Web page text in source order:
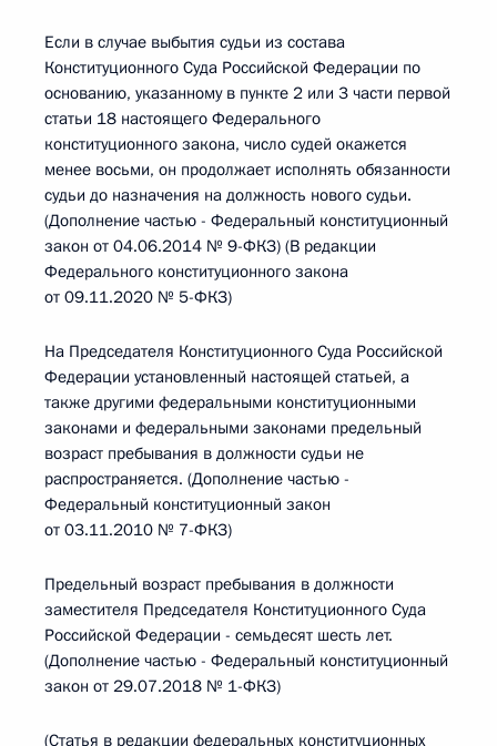
Если в случае выбытия судьи из состава
Конституционного Суда Российской Федерации по
основанию, указанному в пункте 2 или 3 части первой
статьи 18 настоящего Федерального
конституционного закона, число судей окажется
менее восьми, он продолжает исполнять обязанности
судьи до назначения на должность нового судьи.
(Дополнение частью - Федеральный конституционный
закон от 04.06.2014 № 9-ФКЗ) (В редакции
Федерального конституционного закона
от 09.11.2020 № 5-ФКЗ)
На Председателя Конституционного Суда Российской
Федерации установленный настоящей статьей, а
также другими федеральными конституционными
законами и федеральными законами предельный
возраст пребывания в должности судьи не
распространяется. (Дополнение частью -
Федеральный конституционный закон
от 03.11.2010 № 7-ФКЗ)
Предельный возраст пребывания в должности
заместителя Председателя Конституционного Суда
Российской Федерации - семьдесят шесть лет.
(Дополнение частью - Федеральный конституционный
закон от 29.07.2018 № 1-ФКЗ)
(Статья в редакции федеральных конституционных